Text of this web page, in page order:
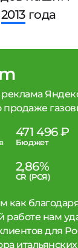
2013 года
реклама
471 496 ₽
Бюджет
2,86%
CR (РСЯ)
как
работе нам
для